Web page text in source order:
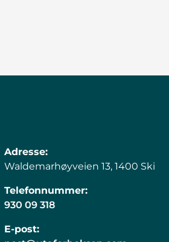
Adresse:
Waldemarhøyveien 13, 1400 Ski
Telefonnummer:
930 09 318
E-post: